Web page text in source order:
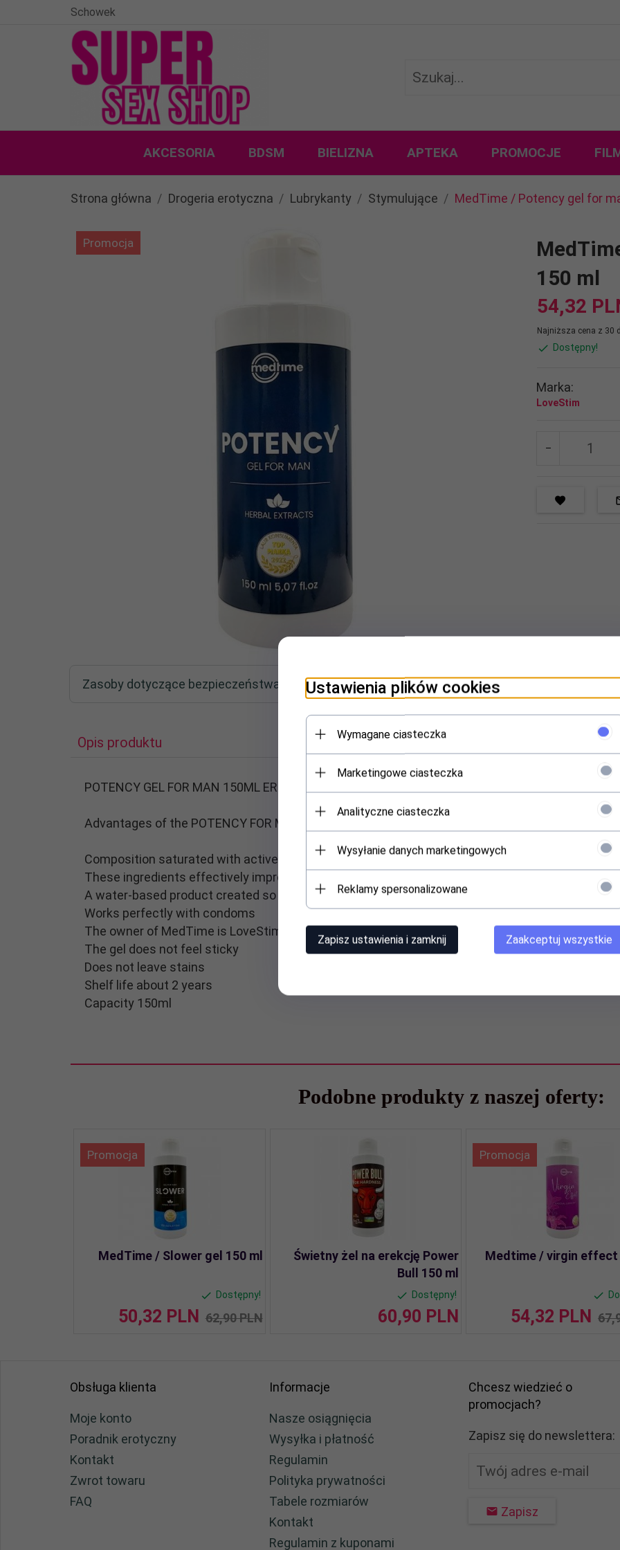
Schowek
AKCESORIA BDSM BIELIZNA APTEKA PROMOCJE
Strona główna Drogeria erotyczna Lubrykanty Stymulujące MedTime / Potency gel for
Promocja
Zasoby dotyczące bezpieczeństwa i produktów
150 ml
54,32
Najniższa cena z 30
Dostępny!
Marka:
LoveStim
Opis produktu
POTENCY GEL FOR MAN 150ML ERECTION HARD COCK AND LONGER RELATIONSHIP, SEX.
Advantages of the POTENCY FOR MAN gel from MedTime:
Composition saturated with active ingredients of plant origin.
These ingredients effectively improve circulation, strengthening the hardness of the penis and
A water-based product created so you can use it with condoms
Works perfectly with condoms
The owner of MedTime is LoveStim, a brand awarded with the Consumer's Laurel 2022 (award
The gel does not feel sticky
Does not leave stains
Shelf life about 2 years
Capacity 150ml
Podobne produkty z naszej oferty:
Promocja
MedTime / Slower gel 150 ml
Dostępny!
50,32 PLN 62,90 PLN
Świetny żel na erekcję Power
Bull 150 ml
Dostępny!
60,90 PLN
Promocja
Medtime / virgin effect
54,32 PLN
Obsługa klienta
Moje konto
Poradnik erotyczny
Kontakt
Zwrot towaru
FAQ
Informacje
Nasze osiągnięcia
Wysyłka i płatność
Regulamin
Polityka prywatności
Tabele rozmiarów
Kontakt
Regulamin z kuponami
Chcesz wiedzieć o
promocjach?
Zapisz się do newslettera:
Zapisz
Ustawienia plików cookies
Wymagane ciasteczka
Marketingowe ciasteczka
Analityczne ciasteczka
Wysyłanie danych marketingowych
Reklamy spersonalizowane
Zapisz ustawienia i zamknij Zaakceptuj wszystkie